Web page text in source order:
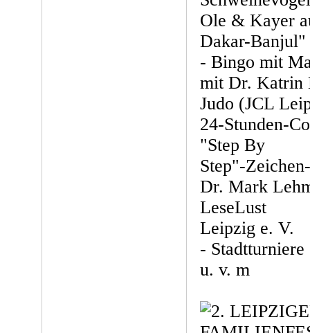
Ole & Kayer
Dakar-Banjul"
- Bingo mit
mit Dr. Katrin
Judo (JCL
24-Stunden-
"Step By
Step"-
Dr. Mark
LeseLust
Leipzig e. V.
- Stadtturniere
u. v. m